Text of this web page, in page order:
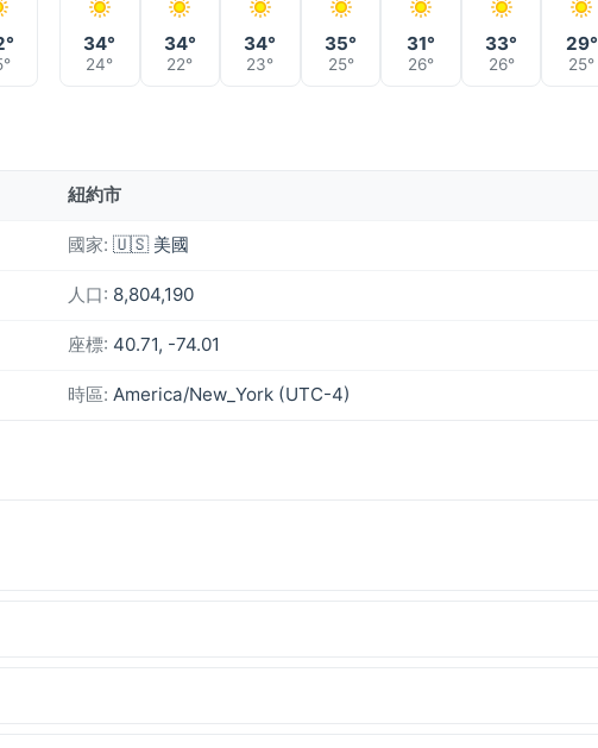
34°
24°
34°
22°
34°
23°
35°
25°
31°
26°
33°
26°
29°
25°
紐約市
國家: 🇺🇸 美國
人口: 8,804,190
座標: 40.71, -74.01
時區: America/New_York (UTC-4)